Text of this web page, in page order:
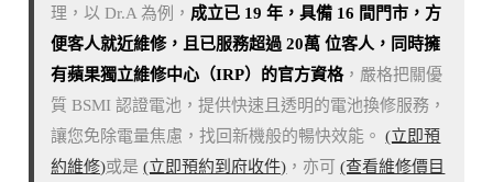
理，以 Dr.A 為例， 成立已 19 年，具備 16 間門市，方
便客人就近維修，且已服務超過 20萬 位客人，同時擁
有蘋果獨立維修中心（IRP）的官方資格，嚴格把關優
質 BSMI 認證電池，提供快速且透明的電池換修服務，
讓您免除電量焦慮，找回新機般的暢快效能。(立即預
約維修)或是(立即預約到府收件) ，亦可(查看維修價目